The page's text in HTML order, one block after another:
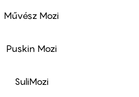
Művész Mozi
Puskin Mozi
SuliMozi